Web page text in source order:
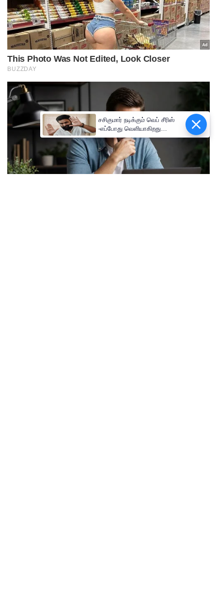
சசிகுமார் நடிக்கும் வெப் சீரிஸ்
-எப்போது வெளியாகிறது
தெரியுமா ?